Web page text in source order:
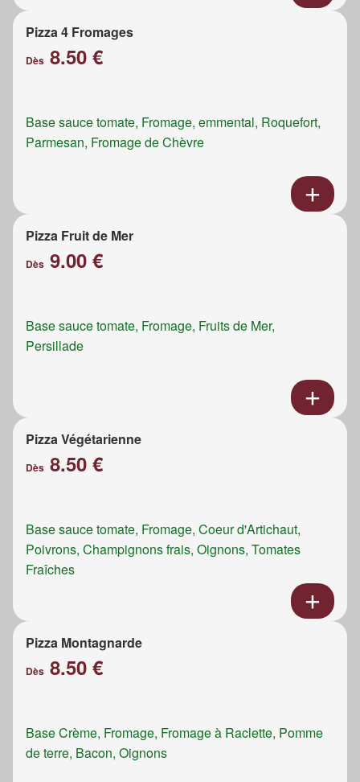
Pizza 4 Fromages
Dès 8.50 €
Base sauce tomate, Fromage, emmental, Roquefort,
Parmesan, Fromage de Chèvre
Pizza Fruit de Mer
Dès 9.00 €
Base sauce tomate, Fromage, Fruits de Mer,
Persillade
Pizza Végétarienne
Dès 8.50 €
Base sauce tomate, Fromage, Coeur d'Artichaut,
Poivrons, Champignons frais, Oignons, Tomates
Fraîches
Pizza Montagnarde
Dès 8.50 €
Base Crème, Fromage, Fromage à Raclette, Pomme
de terre, Bacon, Oignons